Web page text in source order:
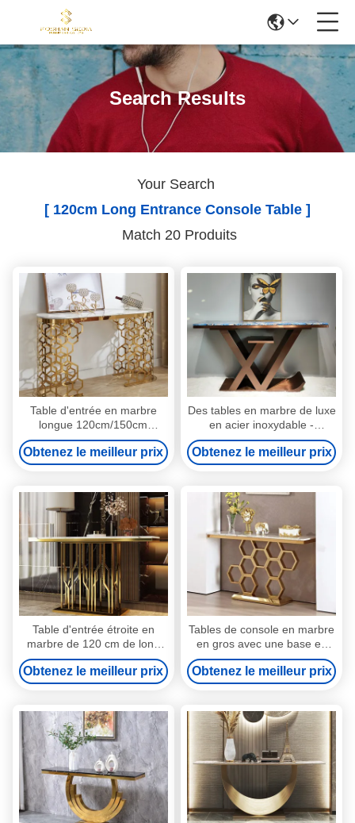
Search Results
Your Search
[ 120cm Long Entrance Console Table ]
Match 20 Produits
Table d'entrée en marbre
longue 120cm/150cm
Couleur personnalisée
Obtenez le meilleur prix
Des tables en marbre de luxe
en acier inoxydable -
élégance moderne
Obtenez le meilleur prix
Table d'entrée étroite en
marbre de 120 cm de long
avec finition brillante
Obtenez le meilleur prix
Tables de console en marbre
en gros avec une base en
acier inoxydable lisse
Obtenez le meilleur prix